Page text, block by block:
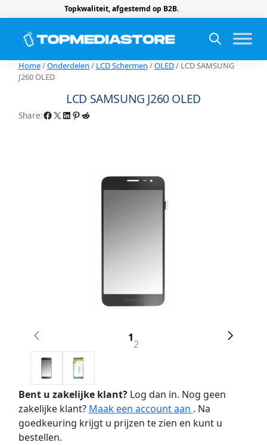
Topkwaliteit, afgestemd op B2B.
Home/Onderdelen / LCD Schermen /OLED/ LCD SAMSUNG
J260 OLED
LCD SAMSUNG J260 OLED
Share:Facebook X LinkedIn Pinterest Reddit
1
2
Bent u zakelijke klant?Log dan in. Nog geen
zakelijke klant? Maak een account aan . Na
goedkeuring krijgt u prijzen te zien en kunt u
bestellen.